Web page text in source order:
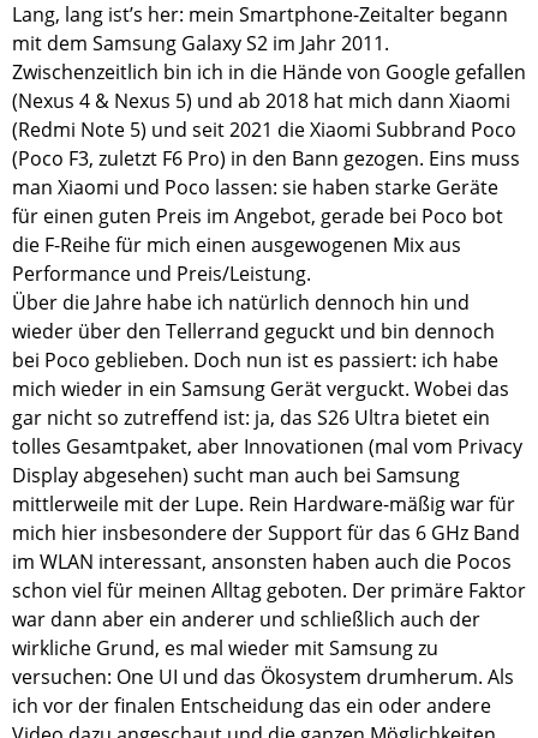
Lang, lang ist’s her: mein Smartphone-Zeitalter begann
mit dem Samsung Galaxy S2 im Jahr 2011.
Zwischenzeitlich bin ich in die Hände von Google gefallen
(Nexus 4 & Nexus 5) und ab 2018 hat mich dann Xiaomi
(Redmi Note 5) und seit 2021 die Xiaomi Subbrand Poco
(Poco F3, zuletzt F6 Pro) in den Bann gezogen. Eins muss
man Xiaomi und Poco lassen: sie haben starke Geräte
für einen guten Preis im Angebot, gerade bei Poco bot
die F-Reihe für mich einen ausgewogenen Mix aus
Performance und Preis/Leistung.
Über die Jahre habe ich natürlich dennoch hin und
wieder über den Tellerrand geguckt und bin dennoch
bei Poco geblieben. Doch nun ist es passiert: ich habe
mich wieder in ein Samsung Gerät verguckt. Wobei das
gar nicht so zutreffend ist: ja, das S26 Ultra bietet ein
tolles Gesamtpaket, aber Innovationen (mal vom Privacy
Display abgesehen) sucht man auch bei Samsung
mittlerweile mit der Lupe. Rein Hardware-mäßig war für
mich hier insbesondere der Support für das 6 GHz Band
im WLAN interessant, ansonsten haben auch die Pocos
schon viel für meinen Alltag geboten. Der primäre Faktor
war dann aber ein anderer und schließlich auch der
wirkliche Grund, es mal wieder mit Samsung zu
versuchen: One UI und das Ökosystem drumherum. Als
ich vor der finalen Entscheidung das ein oder andere